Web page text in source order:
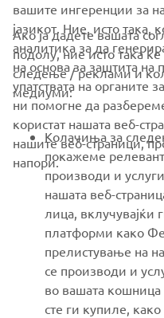
CORPORATE
FOR BUSINESS
MORE YAMAHA
SUPPORT
NEWSLETTER
Be the first one to learn
вашите ингеренции за
јазикот. Ние, исто
аналитика за да
на основа за заштита на
упатствата на органите
ни помогне да
користат нашата веб-
нашите веб-страници,
напори.
Ако ја дадете вашата
подолу, ние исто така
следење / реклами и
медиуми:
Колачиња за
покажеме
производи и
нашата веб-
лица, вклучувајќи
платформи како
прелистување на
се производи и
во вашата
сте ги купиле,